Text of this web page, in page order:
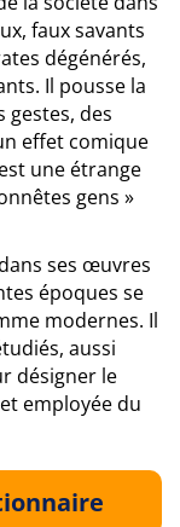
faux savants
dégénérés,
Il pousse la
gestes, des
effet comique
une étrange
gens »
ses œuvres
époques se
modernes. Il
aussi
désigner le
employée du